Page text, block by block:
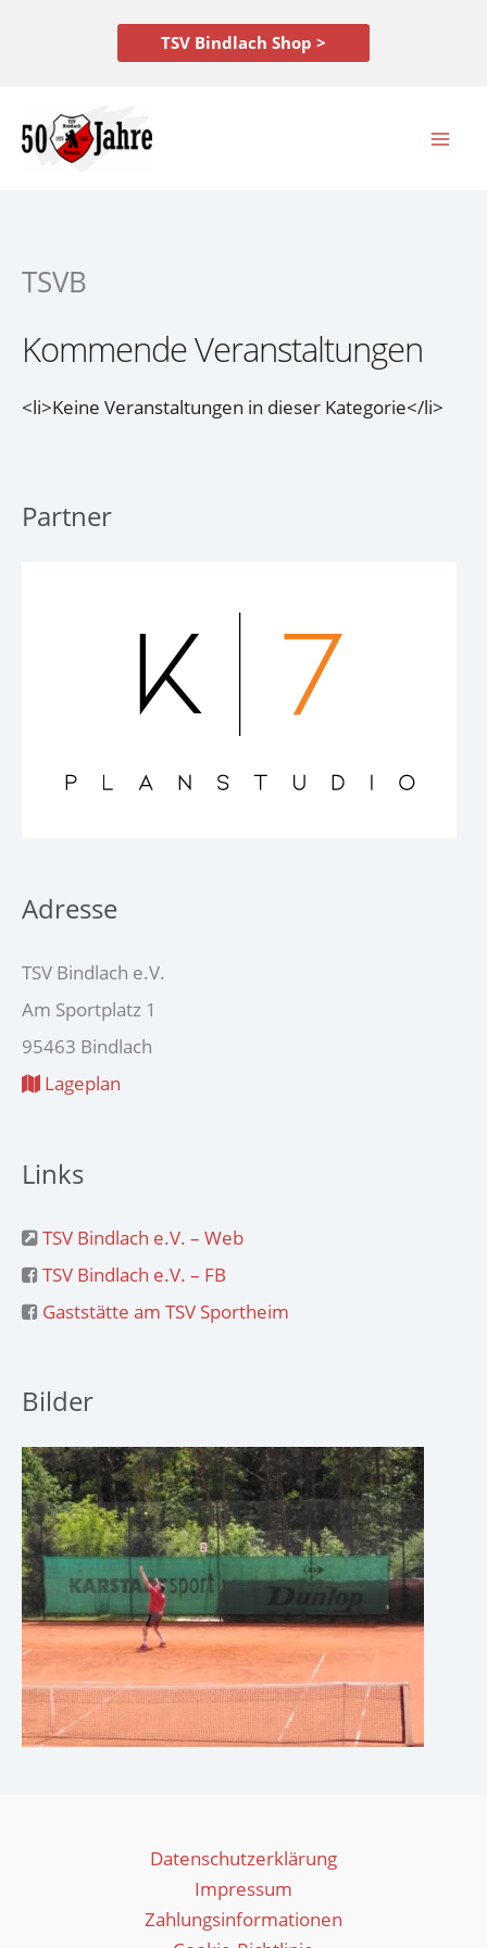
TSV Bindlach Shop >
TSVB
Kommende Veranstaltungen
<li>Keine Veranstaltungen in dieser Kategorie</li>
Partner
Adresse
TSV Bindlach e.V.
Am Sportplatz 1
95463 Bindlach
Lageplan
Links
TSV Bindlach e.V. – Web
TSV Bindlach e.V. – FB
Gaststätte am TSV Sportheim
Bilder
Datenschutzerklärung
Impressum
Zahlungsinformationen